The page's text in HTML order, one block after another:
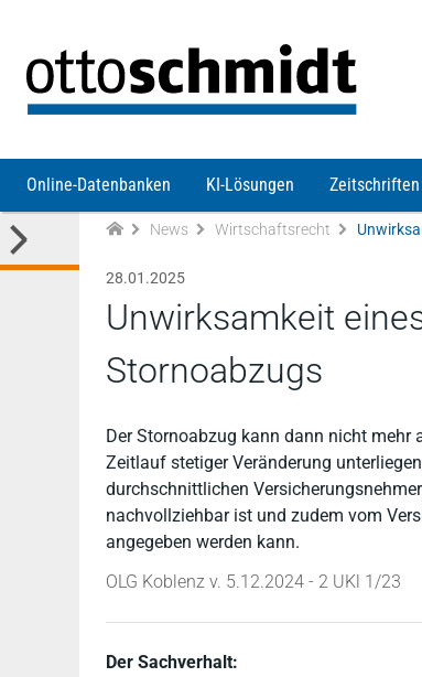
Online-Datenbanken KI-Lösungen Zeitschriften
News Wirtschaftsrecht
28.01.2025
Unwirksamkeit
Stornoabzugs
Der Stornoabzug kann dann nicht mehr
Zeitlauf stetiger Veränderung
durchschnittlichen
nachvollziehbar ist und zudem vom
angegeben werden kann.
OLG Koblenz v. 5.12.2024 - 2 UKl 1/23
Der Sachverhalt: